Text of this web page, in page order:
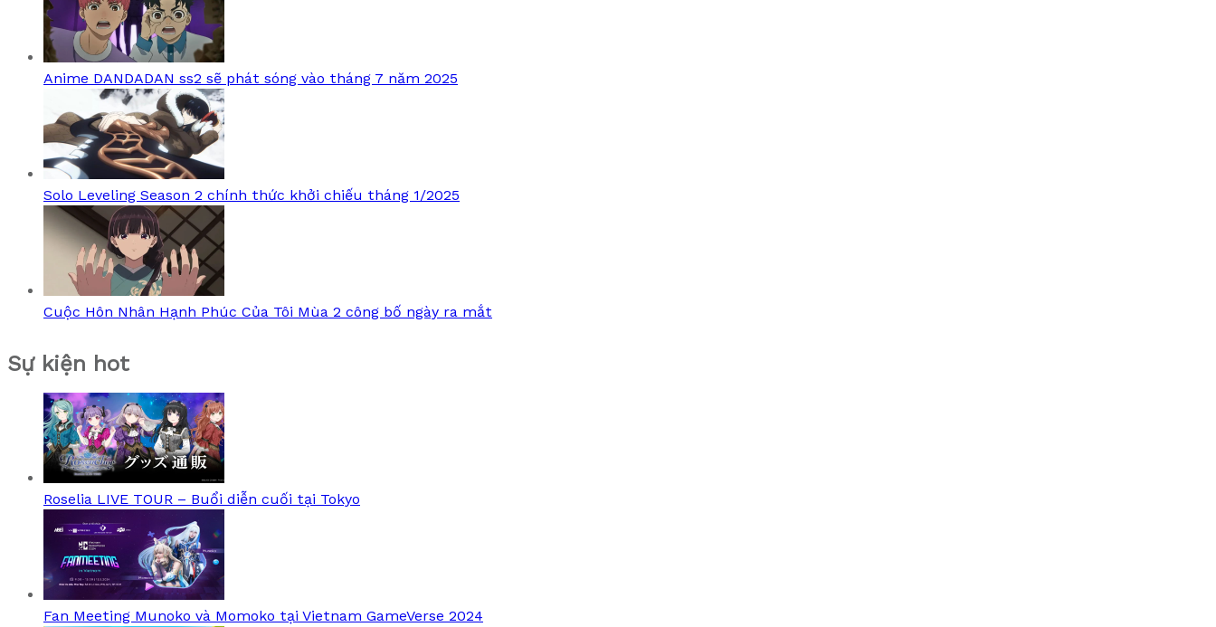
Anime DANDADAN ss2 sẽ phát sóng vào tháng 7 năm 2025
Solo Leveling Season 2 chính thức khởi chiếu tháng 1/2025
Cuộc Hôn Nhân Hạnh Phúc Của Tôi Mùa 2 công bố ngày ra mắt
Sự kiện hot
Roselia LIVE TOUR – Buổi diễn cuối tại Tokyo
Fan Meeting Munoko và Momoko tại Vietnam GameVerse 2024